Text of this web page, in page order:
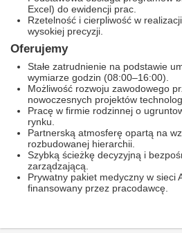
Excel) do ewidencji prac.
Rzetelność i cierpliwość w
wysokiej precyzji.
Oferujemy
Stałe zatrudnienie na podstawie
wymiarze godzin (08:00–16:00).
Możliwość rozwoju zawodowego
nowoczesnych projektów
Pracę w firmie rodzinnej o
rynku.
Partnerską atmosferę opartą na
rozbudowanej hierarchii.
Szybką ścieżkę decyzyjną i
zarządzającą.
Prywatny pakiet medyczny w sieci
finansowany przez pracodawcę.